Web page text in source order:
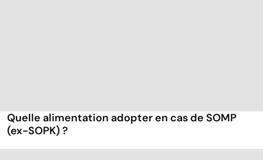
Quelle alimentation adopter en cas de SOMP
(ex-SOPK) ?